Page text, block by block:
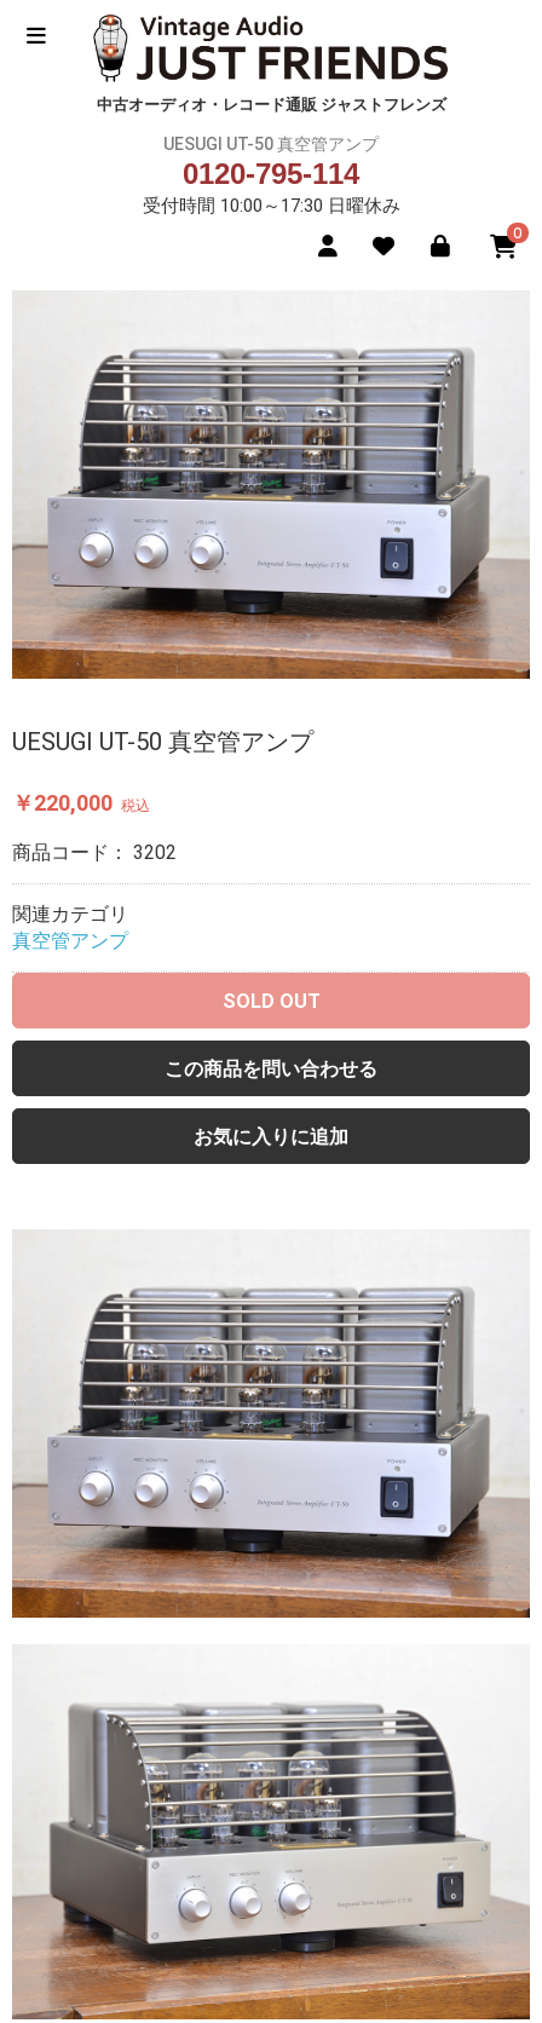
中古オーディオ・レコード通販 ジャストフレンズ
UESUGI UT-50 真空管アンプ
0120-795-114
受付時間 10:00～17:30 日曜休み
0
UESUGI UT-50 真空管アンプ
￥220,000 税込
商品コード： 3202
関連カテゴリ
真空管アンプ
SOLD OUT
この商品を問い合わせる
お気に入りに追加